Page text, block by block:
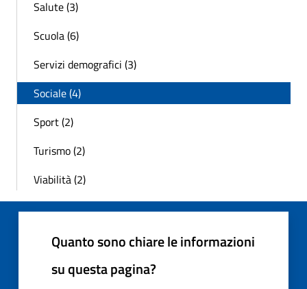
Salute (3)
Scuola (6)
Servizi demografici (3)
Sociale (4)
Sport (2)
Turismo (2)
Viabilità (2)
Quanto sono chiare le informazioni
su questa pagina?